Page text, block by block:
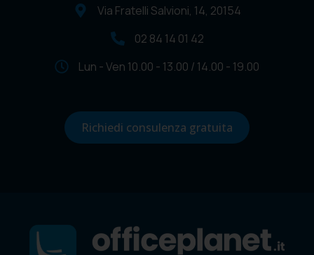
Via Fratelli Salvioni, 14, 20154
02 84 14 01 42
Lun - Ven 10.00 - 13.00 / 14.00 - 19.00
Richiedi consulenza gratuita